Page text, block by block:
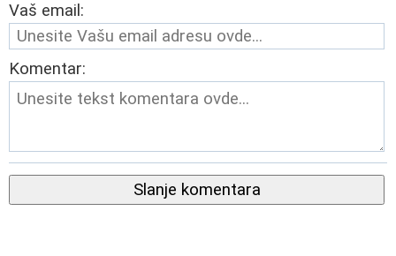
Vaš email:
Komentar:
Slanje komentara